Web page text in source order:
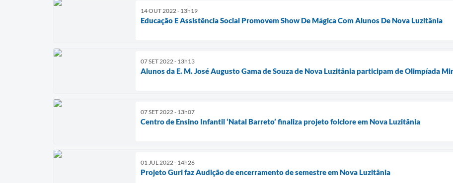
14 OUT 2022 - 13h19
Educação E Assistência Social Promovem Show De Mágica Com Alunos De Nova Luzitânia
07 SET 2022 - 13h13
Alunos da E. M. José Augusto Gama de Souza de Nova Luzitânia participam de Olimpíada
07 SET 2022 - 13h07
Centro de Ensino Infantil ‘Natal Barreto’ finaliza projeto folclore em Nova Luzitânia
01 JUL 2022 - 14h26
Projeto Guri faz Audição de encerramento de semestre em Nova Luzitânia